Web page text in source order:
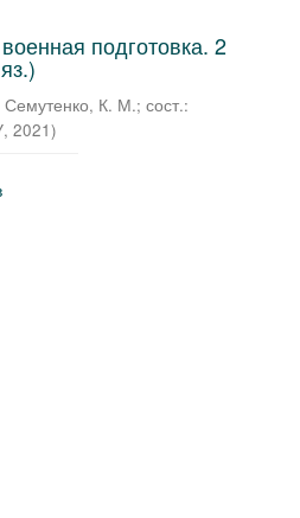
подготовка. 2
Семутенко, К. М.; сост.:
, 2021)